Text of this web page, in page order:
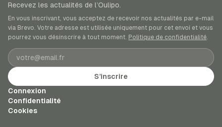
Recevez les actualités de l’Oulipo.
En vous inscrivant, vous acceptez de recevoir nos actualités par e-mail
via Brevo. Votre adresse est utilisée uniquement pour cet envoi et vous
pourrez vous désinscrire à tout moment. Politique de confidentialité.
Adresse e-mail
S’inscrire
Connexion
Confidentialité
Cookies